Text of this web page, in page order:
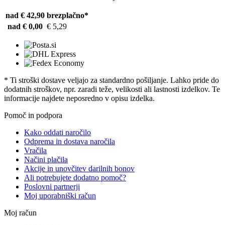
nad € 42,90 brezplačno*
nad € 0,00 € 5,29
* Ti stroški dostave veljajo za standardno pošiljanje. Lahko pride do
dodatnih stroškov, npr. zaradi teže, velikosti ali lastnosti izdelkov. Te
informacije najdete neposredno v opisu izdelka.
Pomoč in podpora
Kako oddati naročilo
Odprema in dostava naročila
Vračila
Načini plačila
Akcije in unovčitev darilnih bonov
Ali potrebujete dodatno pomoč?
Poslovni partnerji
Moj uporabniški račun
Moj račun